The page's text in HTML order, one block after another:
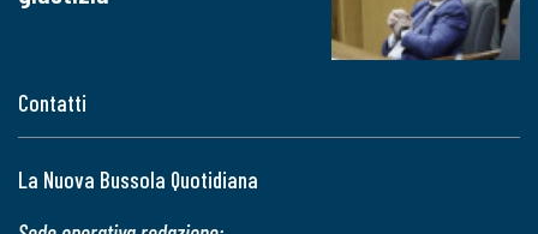
Contatti
La Nuova Bussola Quotidiana